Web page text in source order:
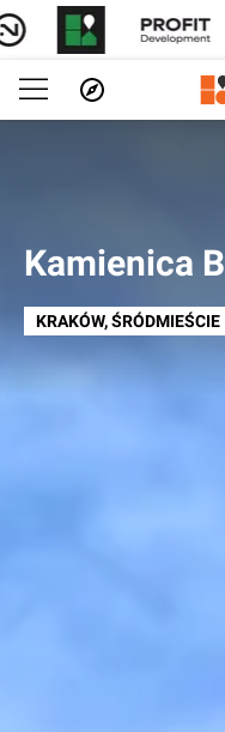
Kamienica
KRAKÓW, ŚRÓDMIEŚCIE